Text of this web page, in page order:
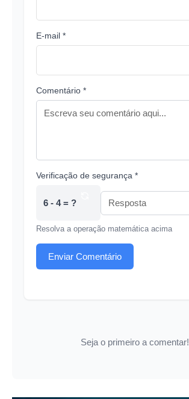
E-mail *
Comentário *
Verificação de segurança *
6 - 4 = ?
Resolva a operação matemática acima
Enviar Comentário
Seja o primeiro a comentar!